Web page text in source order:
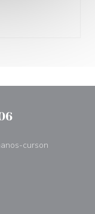
curson((opens in